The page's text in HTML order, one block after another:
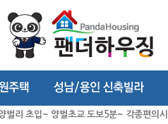
벌리 초입~ 양벌초교 도보5분~ 각종편